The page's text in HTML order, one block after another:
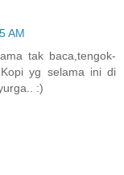
AM
tak baca,tengok-
yg selama ini di
:)